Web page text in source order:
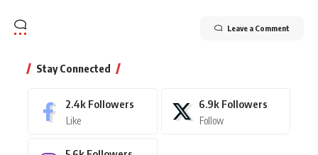
Leave a Comment
Stay Connected
2.4k Followers
Like
6.9k Followers
Follow